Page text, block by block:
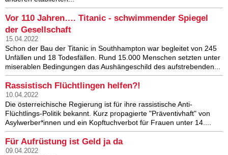
Vor 110 Jahren…. Titanic - schwimmender Spiegel
der Gesellschaft
15.04.2022
Schon der Bau der Titanic in Southhampton war begleitet von 245
Unfällen und 18 Todesfällen. Rund 15.000 Menschen setzten unter
miserablen Bedingungen das Aushängeschild des aufstrebenden...
Rassistisch Flüchtlingen helfen?!
10.04.2022
Die österreichische Regierung ist für ihre rassistische Anti-
Flüchtlings-Politik bekannt. Kurz propagierte "Präventivhaft" von
Asylwerber*innen und ein Kopftuchverbot für Frauen unter 14....
Für Aufrüstung ist Geld ja da
09.04.2022